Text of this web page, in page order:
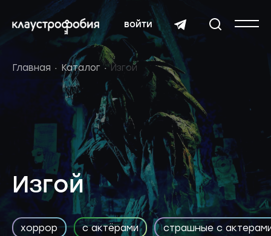
войти
Главная Каталог Изгой
Изгой
хоррор с актёрами страшные с